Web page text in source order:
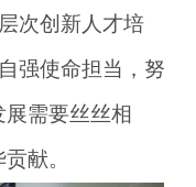
次创新人才培
强使命担当，努
需要丝丝相
献。